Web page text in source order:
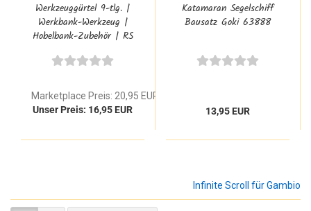
Werkzeuggürtel 9-tlg. |
Werkbank-Werkzeug |
Hobelbank-Zubehör | RS
Marketplace Preis: 20,95 EUR
Unser Preis: 16,95 EUR
Katamaran Segelschiff
Bausatz Goki 63888
13,95 EUR
Infinite Scroll für Gambio